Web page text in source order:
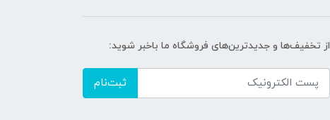
از تخفیف‌ها و جدیدترین‌های فروشگاه ما باخبر شوید:
ثبت‌نام